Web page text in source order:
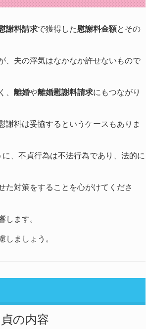
謝料請求で獲得した慰謝料金額とその
、夫の浮気はなかなか許せないもので
、 離婚や離婚慰謝料請求にもつながり
謝料は妥協するというケースもありま
に、不貞行為は不法行為であり、法的に
た対策をすることを心がけてくださ
します。
しましょう。
の内容